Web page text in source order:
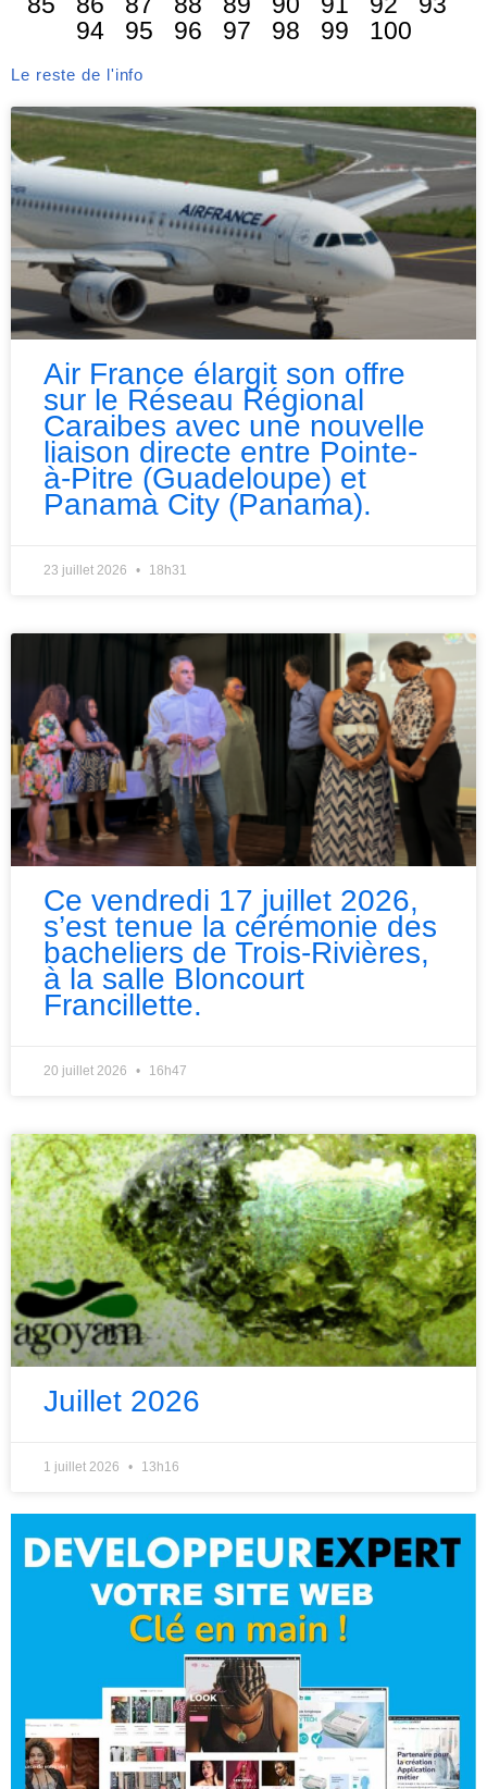
94
95 96 97 98 99 100
Le reste de l'info
Air France élargit son offre
sur le Réseau Régional
Caraibes avec une nouvelle
liaison directe entre Pointe-
à-Pitre (Guadeloupe) et
Panama City (Panama).
23 juillet 2026 18h31
Ce vendredi 17 juillet 2026,
s’est tenue la cérémonie des
bacheliers de Trois-Rivières,
à la salle Bloncourt
Francillette.
20 juillet 2026 16h47
Juillet 2026
1 juillet 2026 13h16